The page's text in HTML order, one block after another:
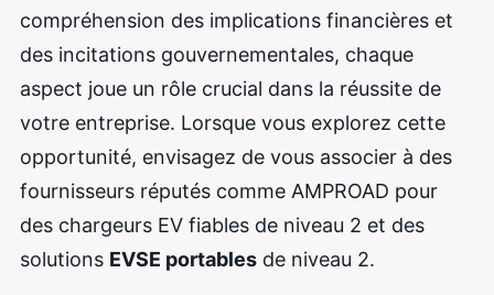
compréhension des implications financières et
des incitations gouvernementales, chaque
aspect joue un rôle crucial dans la réussite de
votre entreprise. Lorsque vous explorez cette
opportunité, envisagez de vous associer à des
fournisseurs réputés comme AMPROAD pour
des chargeurs EV fiables de niveau 2 et des
solutions EVSE portables de niveau 2.